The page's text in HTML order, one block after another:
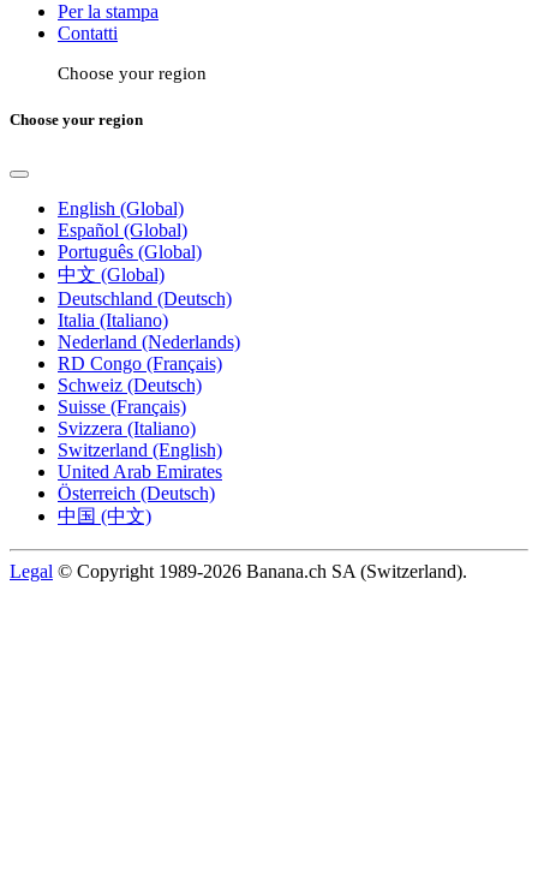
Per la stampa
Contatti
Choose your region
Choose your region
English (Global)
Español (Global)
Português (Global)
中文 (Global)
Deutschland (Deutsch)
Italia (Italiano)
Nederland (Nederlands)
RD Congo (Français)
Schweiz (Deutsch)
Suisse (Français)
Svizzera (Italiano)
Switzerland (English)
United Arab Emirates
Österreich (Deutsch)
中国 (中文)
Legal © Copyright 1989-2026 Banana.ch SA (Switzerland).